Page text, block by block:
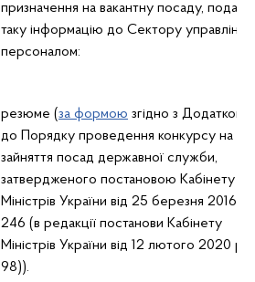
призначення на вакантну посаду, подає
таку інформацію до Сектору управління
персоналом:
резюме (за формою згідно з Додатком
до Порядку проведення конкурсу на
зайняття посад державної служби,
затвердженого постановою Кабінету
Міністрів України від 25 березня 2016
246 (в редакції постанови Кабінету
Міністрів України від 12 лютого 2020
98)).